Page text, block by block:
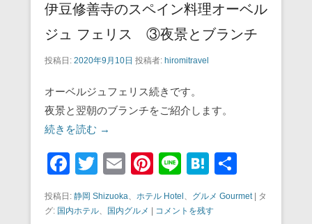
伊豆修善寺のスペイン料理オーベル
ジュ フェリス ③夜景とブランチ
投稿日: 2020年9月10日 投稿者: hiromitravel
オーベルジュフェリス続きです。
夜景と翌朝のブランチをご紹介します。
続きを読む →
F
a
c
T
tt
E
ail
Pi
er
Li
e
H
e
投稿日: 静岡 Shizuoka、 ホテル Hotel、 グルメ Gourmet| タ
グ: 国内ホテル、 国内グルメ | コメントを残す